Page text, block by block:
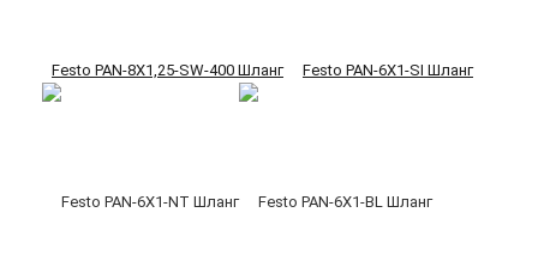
Festo PAN-8X1,25-SW-400 Шланг Festo PAN-6X1-SI Шланг